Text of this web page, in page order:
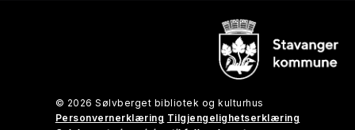
© 2026 Sølvberget bibliotek og kulturhus
Personvernerklæring Tilgjengelighetserklæring